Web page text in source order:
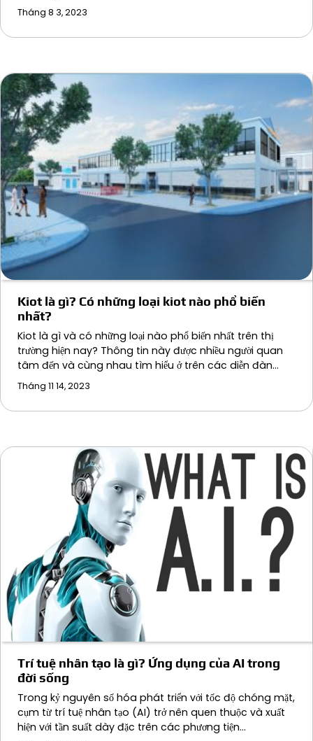
Tháng 8 3, 2023
Kiot là gì? Có những loại kiot nào phổ biến
nhất?
Kiot là gì và có những loại nào phổ biến nhất trên thị
trường hiện nay? Thông tin này được nhiều người quan
tâm đến và cùng nhau tìm hiểu ở trên các diễn đàn…
Tháng 11 14, 2023
Trí tuệ nhân tạo là gì? Ứng dụng của AI trong
đời sống
Trong kỷ nguyên số hóa phát triển với tốc độ chóng mặt,
cụm từ trí tuệ nhân tạo (AI) trở nên quen thuộc và xuất
hiện với tần suất dày đặc trên các phương tiện…